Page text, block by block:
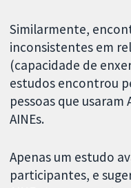
Similarmente,
inconsistentes em
(capacidade de
estudos encontrou
pessoas que usaram
AINEs.
Apenas um estudo
participantes, e